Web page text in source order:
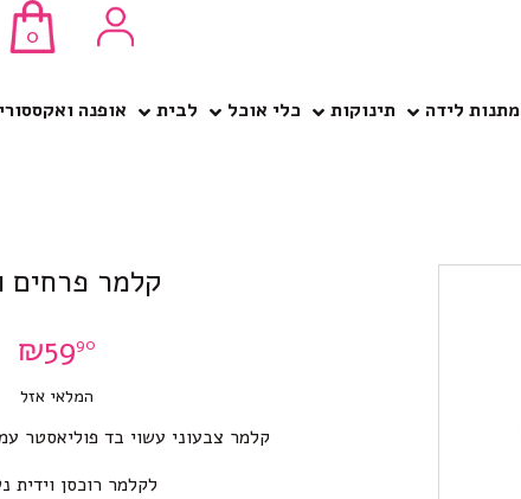
0
מתנות לידה תינוקות כלי אוכל לבית אופנה
קלמר פרחים
₪5990
המלאי אזל
קלמר צבעוני עשוי בד פוליאסטר
לקלמר רוכסן וידית